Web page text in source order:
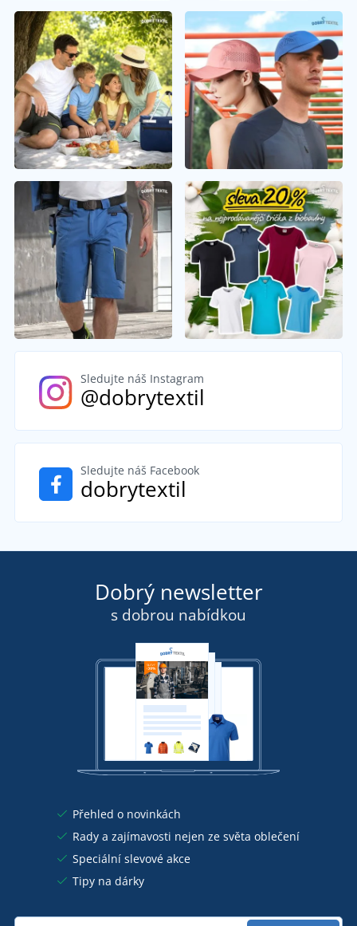
Sledujte náš Instagram
@dobrytextil
Sledujte náš Facebook
dobrytextil
Dobrý newsletter
s dobrou nabídkou
Přehled o novinkách
Rady a zajímavosti nejen ze světa oblečení
Speciální slevové akce
Tipy na dárky